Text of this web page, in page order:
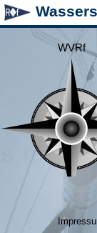
WVRf